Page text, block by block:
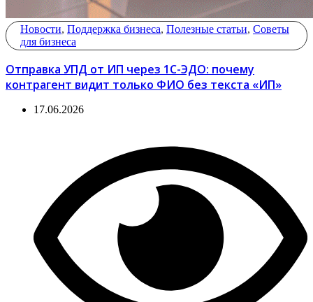
Новости, Поддержка бизнеса, Полезные статьи, Советы
для бизнеса
Отправка УПД от ИП через 1С-ЭДО: почему
контрагент видит только ФИО без текста «ИП»
17.06.2026